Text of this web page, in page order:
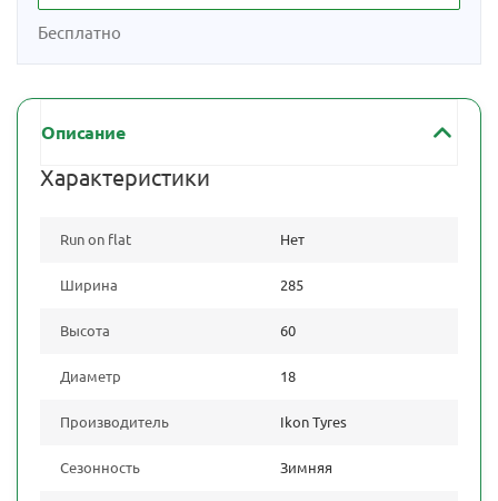
Бесплатно
Описание
Характеристики
Run on flat Нет
Ширина 285
Высота 60
Диаметр 18
Производитель Ikon Tyres
Сезонность Зимняя